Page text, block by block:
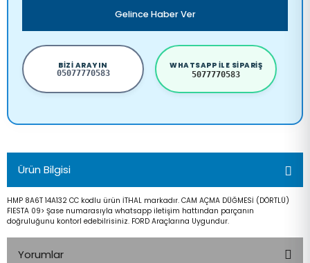
Gelince Haber Ver
BIZI ARAYIN
05077770583
WHATSAPP ILE SIPARIŞ
5077770583
Ürün Bilgisi
HMP 8A6T 14A132 CC kodlu ürün İTHAL markadır. CAM AÇMA DÜĞMESİ (DÖRTLÜ)
FIESTA 09> Şase numarasıyla whatsapp iletişim hattından parçanın
doğruluğunu kontorl edebilrisiniz. FORD Araçlarına Uygundur.
Yorumlar